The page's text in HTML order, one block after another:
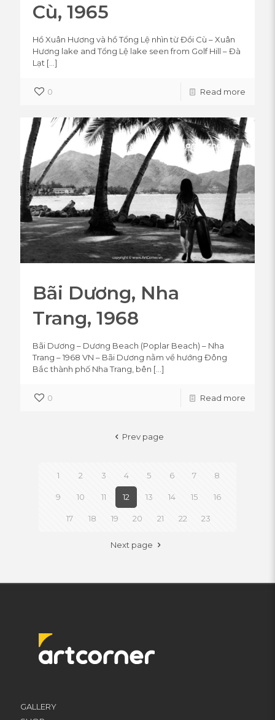
Cù, 1965
Hồ Xuân Hương và hồ Tổng Lệ nhìn từ Đồi Cù – Xuân
Hương lake and Tổng Lệ lake seen from Golf Hill – Đà
Lạt […]
0 Read more
Bãi Dương, Nha
Trang, 1968
Bãi Dương – Dương Beach (Poplar Beach) – Nha
Trang – 1968 VN – Bãi Dương nằm về hướng Đông
Bắc thành phố Nha Trang, bên […]
0 Read more
Prev page
1 2 3 4 5 6 7 8
9 10 11 12 13 14 15 16
17 18 19 20 21 22 23
Next page
GALLERY